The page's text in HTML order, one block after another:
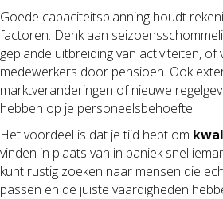
Goede capaciteitsplanning houdt
factoren. Denk aan
geplande uitbreiding van activiteiten, of
medewerkers door pensioen. Ook
marktveranderingen of nieuwe
hebben op je personeelsbehoefte.
Het voordeel is dat je tijd hebt om
vinden in plaats van in paniek snel
kunt rustig zoeken naar mensen die
passen en de juiste vaardigheden